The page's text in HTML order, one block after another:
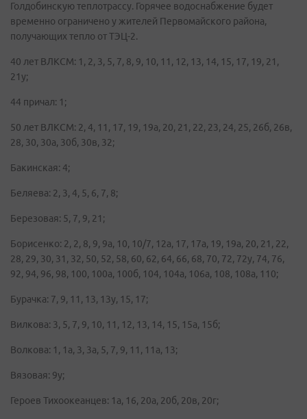
Голдобинскую теплотрассу. Горячее водоснабжение будет
временно ограничено у жителей Первомайского района,
получающих тепло от ТЭЦ-2.
40 лет ВЛКСМ: 1, 2, 3, 5, 7, 8, 9, 10, 11, 12, 13, 14, 15, 17, 19, 21,
21у;
44 причал: 1;
50 лет ВЛКСМ: 2, 4, 11, 17, 19, 19а, 20, 21, 22, 23, 24, 25, 26б, 26в,
28, 30, 30а, 30б, 30в, 32;
Бакинская: 4;
Беляева: 2, 3, 4, 5, 6, 7, 8;
Березовая: 5, 7, 9, 21;
Борисенко: 2, 2, 8, 9, 9а, 10, 10/7, 12а, 17, 17а, 19, 19а, 20, 21, 22,
28, 29, 30, 31, 32, 50, 52, 58, 60, 62, 64, 66, 68, 70, 72, 72у, 74, 76,
92, 94, 96, 98, 100, 100а, 100б, 104, 104а, 106а, 108, 108а, 110;
Бурачка: 7, 9, 11, 13, 13у, 15, 17;
Вилкова: 3, 5, 7, 9, 10, 11, 12, 13, 14, 15, 15а, 15б;
Волкова: 1, 1а, 3, 3а, 5, 7, 9, 11, 11а, 13;
Вязовая: 9у;
Героев Тихоокеанцев: 1а, 16, 20а, 20б, 20в, 20г;